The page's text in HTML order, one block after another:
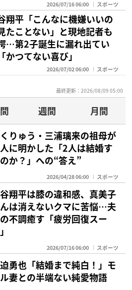
2026/07/16 06:00 スポーツ
翔平「こんなに機嫌いいの
たことない」と現地記者も
…第2子誕生に漏れ出てい
かつてない喜び」
2026/07/02 06:00 スポーツ
最終更新：2026/08/09 05:00
週間
月間
りゅう・三浦璃来の祖母が
に明かした「2人は結婚す
か？」への“答え”
2026/04/28 06:00 スポーツ
翔平は膝の違和感、真美子
は消えないクマに苦悩…夫
不調癒す「疲労回復スー
2026/07/16 06:00 スポーツ
勇也「結婚まで純白！」モ
妻との半端ない純愛物語